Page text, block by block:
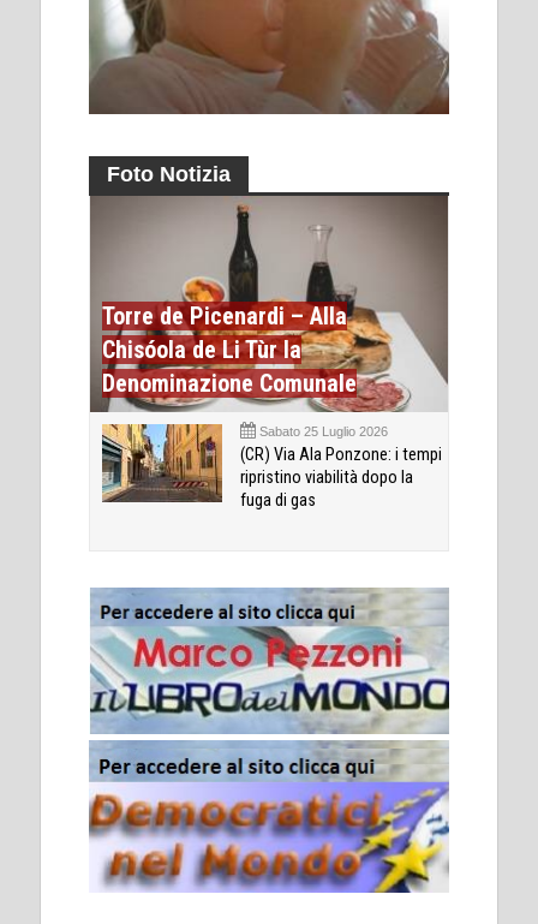
Foto Notizia
Torre de Picenardi – Alla
Chisóola de Li Tùr la
Denominazione Comunale
Sabato 25 Luglio 2026
(CR) Via Ala Ponzone: i tempi
ripristino viabilità dopo la
fuga di gas